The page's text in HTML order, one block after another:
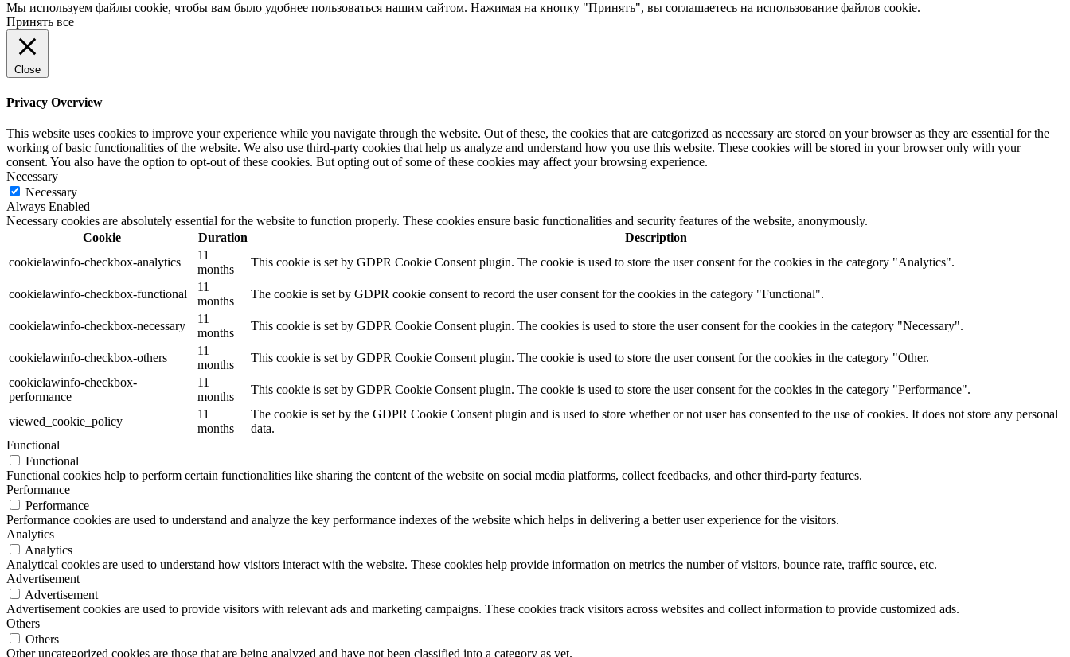
открывается
в
новом
окне
открывается
в
новом
окне
открывается
в
новом
окне
Вверх
Мы используем файлы cookie, чтобы вам было удобнее пользоваться нашим сайтом. Нажимая на кнопку "Принять", вы соглашаетесь на использование файлов cookie.
Принять все
Close
Privacy Overview
This website uses cookies to improve your experience while you navigate through the website. Out of these, the cookies that are categorized as necessary are stored on your browser as they are essential for the
working of basic functionalities of the website. We also use third-party cookies that help us analyze and understand how you use this website. These cookies will be stored in your browser only with your
consent. You also have the option to opt-out of these cookies. But opting out of some of these cookies may affect your browsing experience.
Necessary
Necessary
Always Enabled
Necessary cookies are absolutely essential for the website to function properly. These cookies ensure basic functionalities and security features of the website, anonymously.
Cookie
Duration
Description
cookielawinfo-checkbox-analytics
11
months
This cookie is set by GDPR Cookie Consent plugin. The cookie is used to store the user consent for the cookies in the category "Analytics".
cookielawinfo-checkbox-functional
11
months
The cookie is set by GDPR cookie consent to record the user consent for the cookies in the category "Functional".
cookielawinfo-checkbox-necessary
11
months
This cookie is set by GDPR Cookie Consent plugin. The cookies is used to store the user consent for the cookies in the category "Necessary".
cookielawinfo-checkbox-others
11
months
This cookie is set by GDPR Cookie Consent plugin. The cookie is used to store the user consent for the cookies in the category "Other.
cookielawinfo-checkbox-
performance
11
months
This cookie is set by GDPR Cookie Consent plugin. The cookie is used to store the user consent for the cookies in the category "Performance".
viewed_cookie_policy
11
months
The cookie is set by the GDPR Cookie Consent plugin and is used to store whether or not user has consented to the use of cookies. It does not store any personal
data.
Functional
Functional
Functional cookies help to perform certain functionalities like sharing the content of the website on social media platforms, collect feedbacks, and other third-party features.
Performance
Performance
Performance cookies are used to understand and analyze the key performance indexes of the website which helps in delivering a better user experience for the visitors.
Analytics
Analytics
Analytical cookies are used to understand how visitors interact with the website. These cookies help provide information on metrics the number of visitors, bounce rate, traffic source, etc.
Advertisement
Advertisement
Advertisement cookies are used to provide visitors with relevant ads and marketing campaigns. These cookies track visitors across websites and collect information to provide customized ads.
Others
Others
Other uncategorized cookies are those that are being analyzed and have not been classified into a category as yet.